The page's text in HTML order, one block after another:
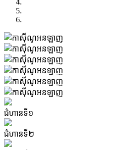
Previous
Next
ជំហានទី១
ជំហានទី២